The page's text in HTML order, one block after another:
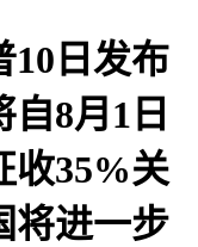
日发布
8月1日
收35%关
将进一步